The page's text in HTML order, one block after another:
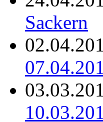
Sackern